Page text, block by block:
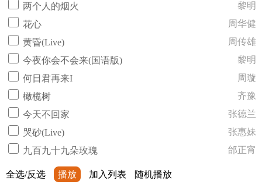
两个人的烟火
黎明
花心
周华健
黄昏(Live)
周传雄
今夜你会不会来(国语版)
黎明
何日君再来I
周璇
橄榄树
齐豫
今天不回家
张德兰
哭砂(Live)
张惠妹
九百九十九朵玫瑰
邰正宵
全选/反选 播放 加入列表 随机播放